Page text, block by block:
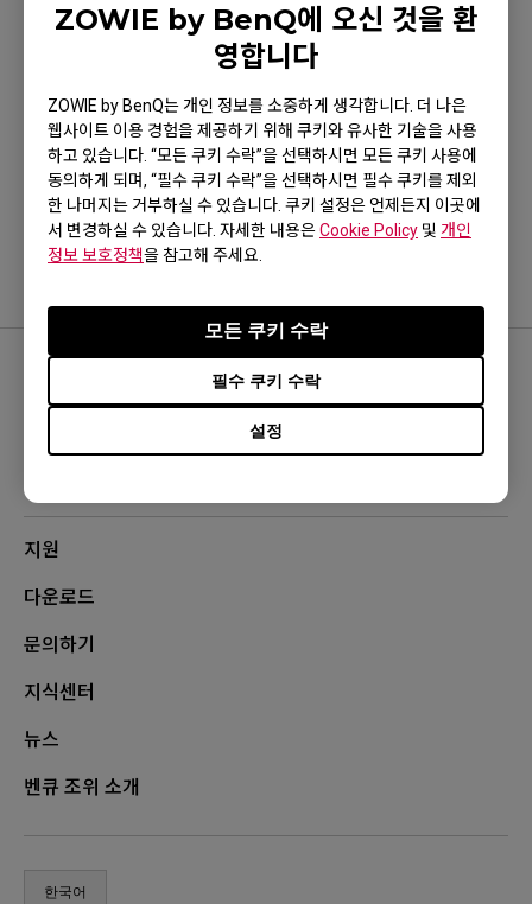
ZOWIE by BenQ에 오신 것을 환
영합니다
ZOWIE by BenQ는 개인 정보를 소중하게 생각합니다. 더 나은
웹사이트 이용 경험을 제공하기 위해 쿠키와 유사한 기술을 사용
하고 있습니다. “모든 쿠키 수락”을 선택하시면 모든 쿠키 사용에
동의하게 되며, “필수 쿠키 수락”을 선택하시면 필수 쿠키를 제외
한 나머지는 거부하실 수 있습니다. 쿠키 설정은 언제든지 이곳에
서 변경하실 수 있습니다. 자세한 내용은Cookie Policy 및 개인
정보 보호정책을 참고해 주세요.
설정
필수 쿠키 수락
모든 쿠키 수락
위 내용이 유용했나요?
네 아니요
지원
다운로드
문의하기
지식센터
뉴스
벤큐 조위 소개
한국어